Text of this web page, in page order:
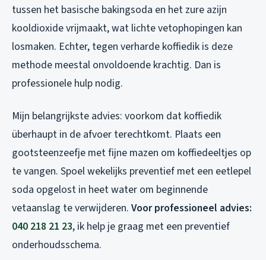
tussen het basische bakingsoda en het zure azijn
kooldioxide vrijmaakt, wat lichte vetophopingen kan
losmaken. Echter, tegen verharde koffiedik is deze
methode meestal onvoldoende krachtig. Dan is
professionele hulp nodig.
Mijn belangrijkste advies: voorkom dat koffiedik
überhaupt in de afvoer terechtkomt. Plaats een
gootsteenzeefje met fijne mazen om koffiedeeltjes op
te vangen. Spoel wekelijks preventief met een eetlepel
soda opgelost in heet water om beginnende
vetaanslag te verwijderen. Voor professioneel advies:
040 218 21 23, ik help je graag met een preventief
onderhoudsschema.